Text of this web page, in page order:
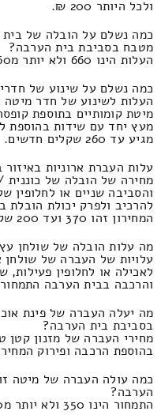
ולכל היותר 200 ₪.
כמה נשלם על הובלה של בית
מטבח בסביבת בית הערבה?
העלות הינו 660 ולא יותר מ260 שקל חדש.
כמה נשלם על שינוע של
העלות לשינוע של חדר מיטה
מיטת קומותיים בתוספת
מגיע עד 260 שקלים חדשים.
עלות העברת ארוניות
מחירה של הובלה של
והסביבה שניים או לחלופין
להרכיב ולפרק יכולת הובלת
המחירון זהו 370 ועד 200 שקל.
מה עלות הובלה של שולחן
עלויות של העברה של שולחן
לאכילה או לחלופין פעילות,
והרכבה בבית הערבה התמחור זה 410 וזה מגיע עד
מה יעלה העברה של פינת
בסביבת בית הערבה?
בהוספת הרכבה ופירוק המחירון הוא 400 ולא
כמה עולה העברה של מיטה
הערבה?
התמחור הינו 350 ולא יותר מ180 שקלים.